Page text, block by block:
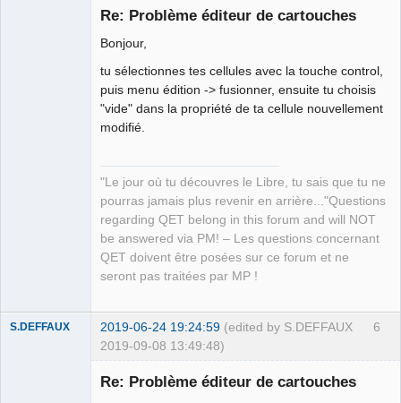
Re: Problème éditeur de cartouches
Bonjour,
tu sélectionnes tes cellules avec la touche control,
puis menu édition -> fusionner, ensuite tu choisis
"vide" dans la propriété de ta cellule nouvellement
modifié.
"Le jour où tu découvres le Libre, tu sais que tu ne
pourras jamais plus revenir en arrière..."Questions
regarding QET belong in this forum and will NOT
be answered via PM! – Les questions concernant
QET doivent être posées sur ce forum et ne
seront pas traitées par MP !
6
S.DEFFAUX 2019-06-24 19:24:59 (edited by S.DEFFAUX
2019-09-08 13:49:48)
Re: Problème éditeur de cartouches